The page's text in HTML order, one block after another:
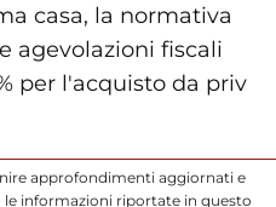
casa, la normativa
agevolazioni fiscali
per l'acquisto da priv
approfondimenti aggiornati e
informazioni riportate in questo